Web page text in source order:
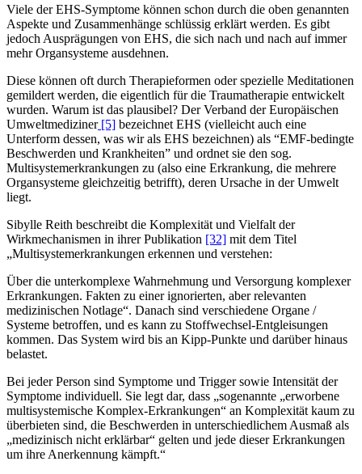
Viele der EHS-Symptome können schon durch die oben genannten
Aspekte und Zusammenhänge schlüssig erklärt werden. Es gibt
jedoch Ausprägungen von EHS, die sich nach und nach auf immer
mehr Organsysteme ausdehnen.
Diese können oft durch Therapieformen oder spezielle Meditationen
gemildert werden, die eigentlich für die Traumatherapie entwickelt
wurden. Warum ist das plausibel? Der Verband der Europäischen
Umweltmediziner[5] bezeichnet EHS (vielleicht auch eine
Unterform dessen, was wir als EHS bezeichnen) als “EMF-bedingte
Beschwerden und Krankheiten” und ordnet sie den sog.
Multisystemerkrankungen zu (also eine Erkrankung, die mehrere
Organsysteme gleichzeitig betrifft), deren Ursache in der Umwelt
liegt.
Sibylle Reith beschreibt die Komplexität und Vielfalt der
Wirkmechanismen in ihrer Publikation [32] mit dem Titel
„Multisystemerkrankungen erkennen und verstehen:
Über die unterkomplexe Wahrnehmung und Versorgung komplexer
Erkrankungen. Fakten zu einer ignorierten, aber relevanten
medizinischen Notlage“. Danach sind verschiedene Organe /
Systeme betroffen, und es kann zu Stoffwechsel-Entgleisungen
kommen. Das System wird bis an Kipp-Punkte und darüber hinaus
belastet.
Bei jeder Person sind Symptome und Trigger sowie Intensität der
Symptome individuell. Sie legt dar, dass „sogenannte „erworbene
multisystemische Komplex-Erkrankungen“ an Komplexität kaum zu
überbieten sind, die Beschwerden in unterschiedlichem Ausmaß als
„medizinisch nicht erklärbar“ gelten und jede dieser Erkrankungen
um ihre Anerkennung kämpft.“